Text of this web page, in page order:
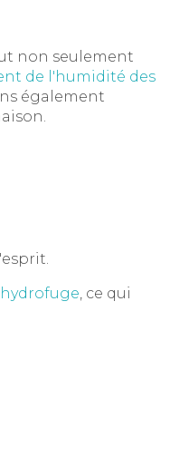
non seulement
de l'humidité des
également
, ce qui